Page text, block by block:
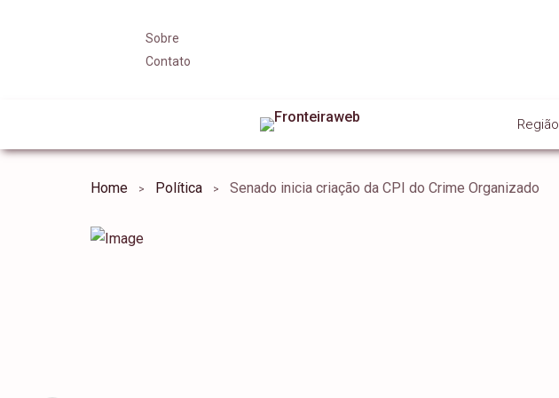
Sobre
Contato
Região
Home Política Senado inicia criação da CPI do Crime Organizado